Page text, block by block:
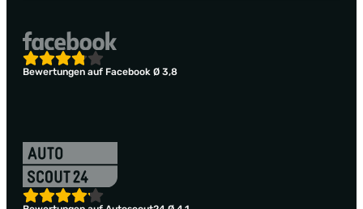
Bewertungen auf Facebook Ø 3,8